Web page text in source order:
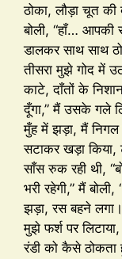
ठोका, लौड़ा चूत की
बोली, “हाँ… आपकी
डालकर साथ साथ
तीसरा मुझे गोद में
काटे, दाँतों के
दूँगा,” मैं उसके गले
मुँह में झड़ा, मैं निगल
सटाकर खड़ा किया,
साँस रुक रही थी,
भरी रहेगी,” मैं
झड़ा, रस बहने
मुझे फर्श पर
रंडी को कैसे ठोकता